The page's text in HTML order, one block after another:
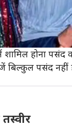
पूछे गए।
शामिल होना
पसंद नहीं